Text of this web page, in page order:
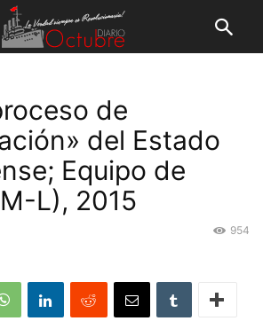
de
del Estado
Equipo de
L), 2015
954